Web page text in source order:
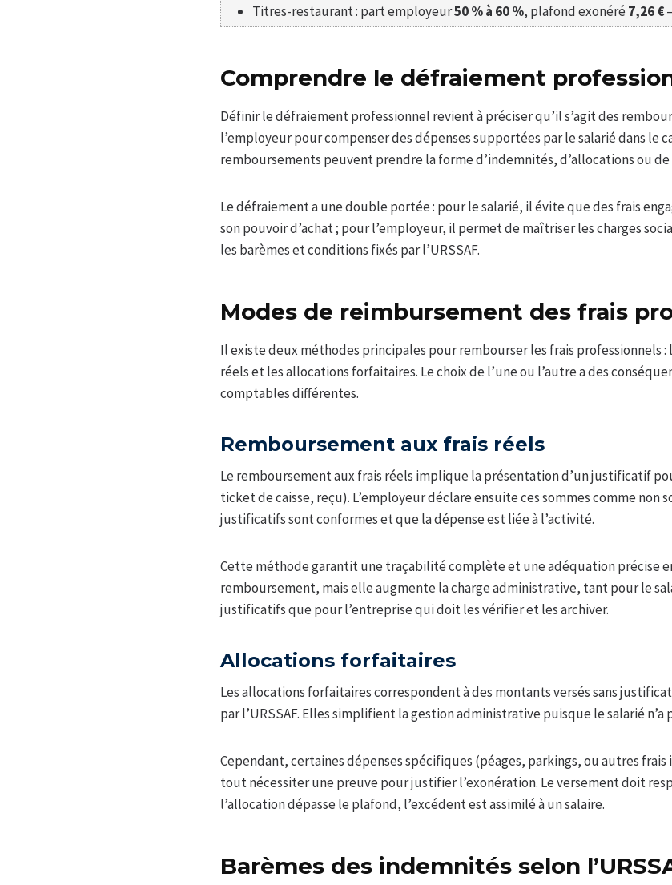
Titres-restaurant : part employeur50 % à 60 %, plafond exonéré 7,26 €
Comprendre le défraiement
Définir le défraiement professionnel revient à préciser qu’il s’agit des
l’employeur pour compenser des dépenses supportées par le salarié dans le
remboursements peuvent prendre la forme d’indemnités, d’allocations ou
Le défraiement a une double portée : pour le salarié, il évite que des frais
son pouvoir d’achat ; pour l’employeur, il permet de maîtriser les charges
les barèmes et conditions fixés par l’URSSAF.
Modes de reimbursement des frais
Il existe deux méthodes principales pour rembourser les frais professionnels
réels et les allocations forfaitaires. Le choix de l’une ou l’autre a des
comptables différentes.
Remboursement aux frais réels
Le remboursement aux frais réels implique la présentation d’un justificatif
ticket de caisse, reçu). L’employeur déclare ensuite ces sommes comme non
justificatifs sont conformes et que la dépense est liée à l’activité.
Cette méthode garantit une traçabilité complète et une adéquation précise
remboursement, mais elle augmente la charge administrative, tant pour le
justificatifs que pour l’entreprise qui doit les vérifier et les archiver.
Allocations forfaitaires
Les allocations forfaitaires correspondent à des montants versés sans
par l’URSSAF. Elles simplifient la gestion administrative puisque le salarié
Cependant, certaines dépenses spécifiques (péages, parkings, ou autres
tout nécessiter une preuve pour justifier l’exonération. Le versement doit
l’allocation dépasse le plafond, l’excédent est assimilé à un salaire.
Barèmes des indemnités selon